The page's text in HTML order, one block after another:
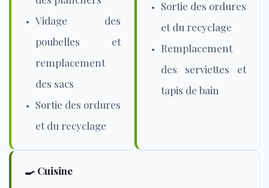
Vidage des
poubelles et
remplacement
des sacs
Sortie des ordures
et du recyclage
Sortie des ordures
et du recyclage
Remplacement
des serviettes et
tapis de bain
🍳 Cuisine